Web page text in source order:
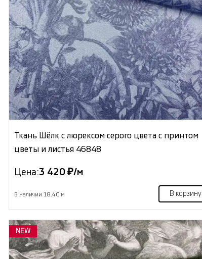
Ткань Шёлк с люрексом серого цвета с принтом
цветы и листья 46848
Цена:3 420 ₽/м
В наличии 18.40 м В корзину
NEW